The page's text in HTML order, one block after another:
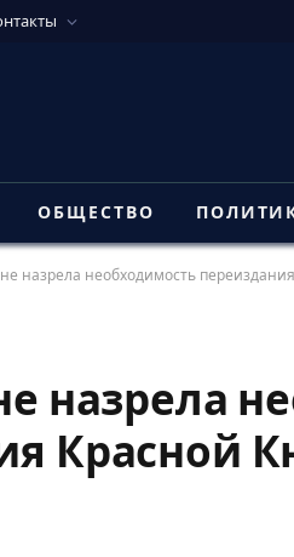
ОБЩЕСТВО
назрела необходимость
назрела
Красной